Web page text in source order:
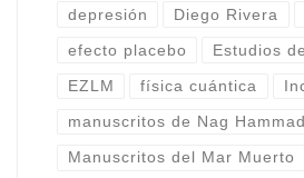
depresión Diego Rivera
efecto placebo Estudios
EZLM física cuántica
manuscritos de Nag
Manuscritos del Mar Muerto